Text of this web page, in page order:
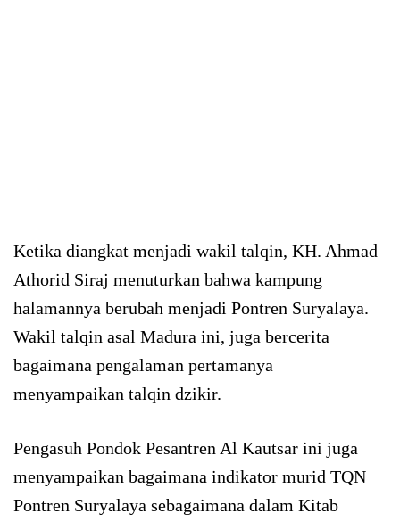
Ketika diangkat menjadi wakil talqin, KH. Ahmad
Athorid Siraj menuturkan bahwa kampung
halamannya berubah menjadi Pontren Suryalaya.
Wakil talqin asal Madura ini, juga bercerita
bagaimana pengalaman pertamanya
menyampaikan talqin dzikir.
Pengasuh Pondok Pesantren Al Kautsar ini juga
menyampaikan bagaimana indikator murid TQN
Pontren Suryalaya sebagaimana dalam Kitab